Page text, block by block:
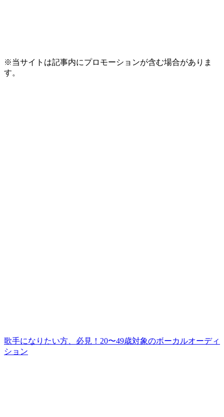
※当サイトは記事内にプロモーションが含む場合がありま
す。
歌手になりたい方、必見！20〜49歳対象のボーカルオーディ
ション